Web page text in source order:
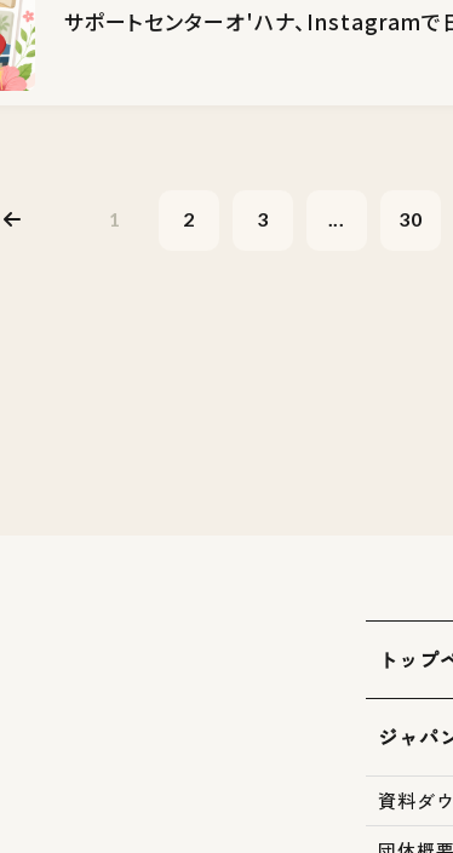
サポートセンターオ'ハナ、Instagramで
1 2 3 ... 30
トップ
ジャパ
資料ダ